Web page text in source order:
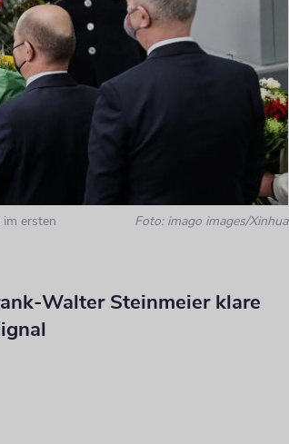
ersten
Foto: imago images/Xinhua
Walter Steinmeier klare